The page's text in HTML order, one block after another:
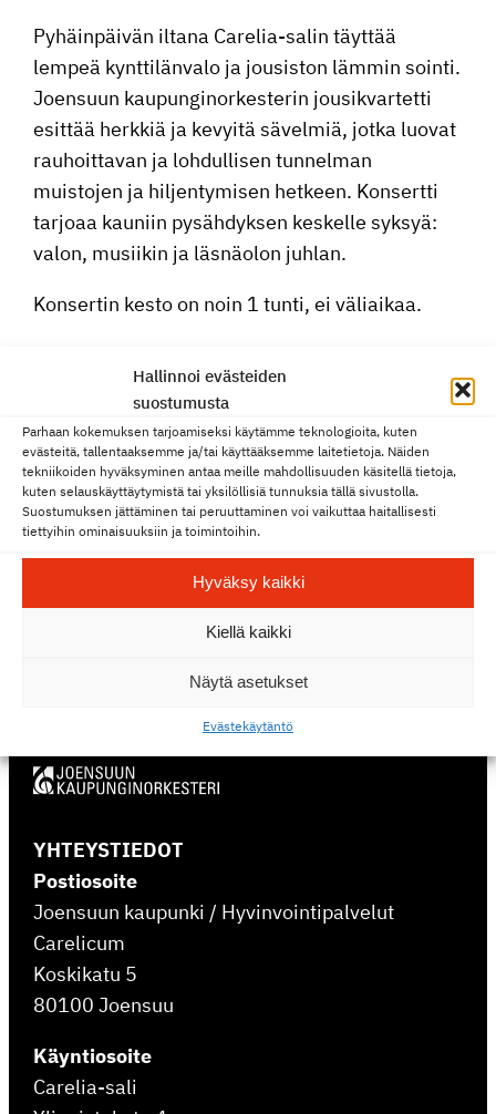
Hallinnoi evästeiden
suostumusta
Parhaan kokemuksen tarjoamiseksi käytämme teknologioita, kuten
evästeitä, tallentaaksemme ja/tai käyttääksemme laitetietoja. Näiden
tekniikoiden hyväksyminen antaa meille mahdollisuuden käsitellä tietoja,
kuten selauskäyttäytymistä tai yksilöllisiä tunnuksia tällä sivustolla.
Suostumuksen jättäminen tai peruuttaminen voi vaikuttaa haitallisesti
tiettyihin ominaisuuksiin ja toimintoihin.
Hyväksy kaikki
Kiellä kaikki
Näytä asetukset
Eväste­käy­täntö
Pyhäin­päivän iltana Carelia-salin täyttää
lempeä kyntti­län­valo ja jousiston lämmin sointi.
Joensuun kaupun­gi­nor­kes­terin jousi­kvar­tetti
esittää herkkiä ja kevyitä sävelmiä, jotka luovat
rauhoit­tavan ja lohdul­lisen tunnelman
muistojen ja hiljen­ty­misen hetkeen. Konsertti
tarjoaa kauniin pysäh­dyksen keskelle syksyä:
valon, musiikin ja läsnäolon juhlan.
Konsertin kesto on noin 1 tunti, ei väliaikaa.
Liput ennakkoon Pilet­ti­puoti Elielistä tai
verkosta osoit­teesta lippu.fi. Liput tulevat
myyntiin 1.7.2026. Ovili­pun­myynti avautuu
tuntia ennen konsertin alkua, mikäli lippuja
konsert­tiin on vielä saatavilla.
Konsertit »
YHTEYSTIEDOT
Postiosoite
Joensuun kaupunki / Hyvinvointipalvelut
Carelicum
Koskikatu 5
80100 Joensuu
Käyntiosoite
Carelia-sali